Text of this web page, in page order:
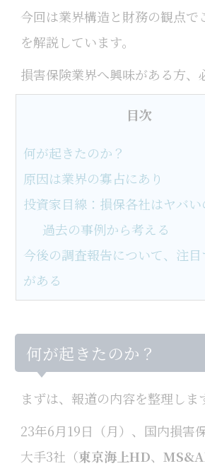
今回は業界構造と財務の観点で
を解説しています。
損害保険業界へ興味がある方、
目次
何が起きたのか？
原因は業界の寡占にあり
投資家目線：損保各社はヤバい
過去の事例から考える
今後の調査報告について、注
がある
何が起きたのか？
まずは、報道の内容を整理しま
23年6月19日（月）、国内損害
大手3社（東京海上HD、